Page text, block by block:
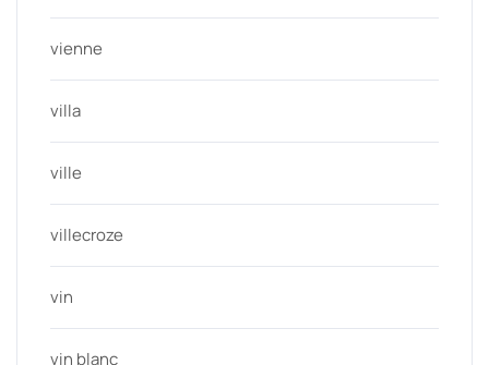
vienne
villa
ville
villecroze
vin
vin blanc